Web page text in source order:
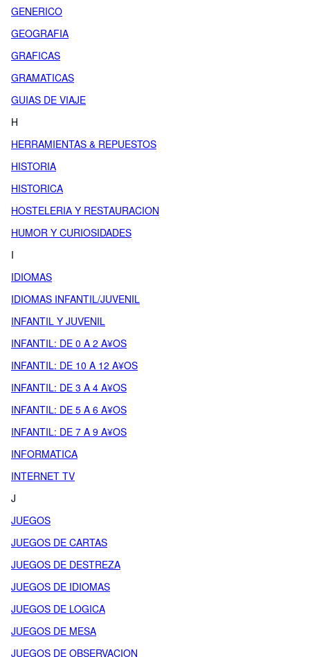
GENERICO
GEOGRAFIA
GRAFICAS
GRAMATICAS
GUIAS DE VIAJE
H
HERRAMIENTAS & REPUESTOS
HISTORIA
HISTORICA
HOSTELERIA Y RESTAURACION
HUMOR Y CURIOSIDADES
I
IDIOMAS
IDIOMAS INFANTIL/JUVENIL
INFANTIL Y JUVENIL
INFANTIL: DE 0 A 2 A¥OS
INFANTIL: DE 10 A 12 A¥OS
INFANTIL: DE 3 A 4 A¥OS
INFANTIL: DE 5 A 6 A¥OS
INFANTIL: DE 7 A 9 A¥OS
INFORMATICA
INTERNET TV
J
JUEGOS
JUEGOS DE CARTAS
JUEGOS DE DESTREZA
JUEGOS DE IDIOMAS
JUEGOS DE LOGICA
JUEGOS DE MESA
JUEGOS DE OBSERVACION